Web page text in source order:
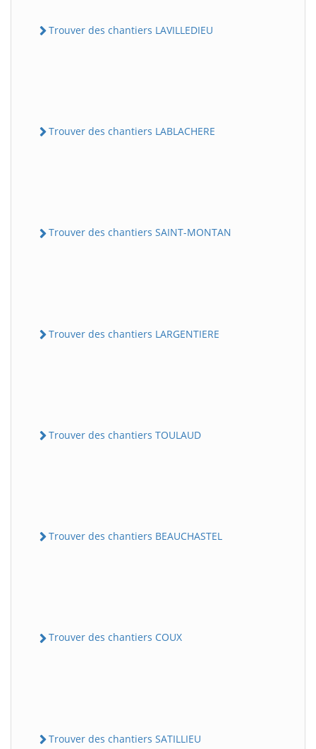
Trouver des chantiers LAVILLEDIEU
Trouver des chantiers LABLACHERE
Trouver des chantiers SAINT-MONTAN
Trouver des chantiers LARGENTIERE
Trouver des chantiers TOULAUD
Trouver des chantiers BEAUCHASTEL
Trouver des chantiers COUX
Trouver des chantiers SATILLIEU